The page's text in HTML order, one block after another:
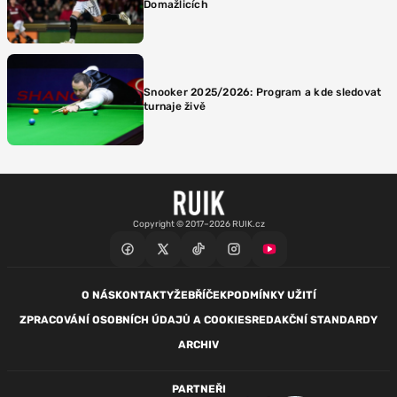
Domažlicích
Snooker 2025/2026: Program a kde sledovat
turnaje živě
Copyright © 2017–2026 RUIK.cz
O NÁSKONTAKTYŽEBŘÍČEKPODMÍNKY UŽITÍ
ZPRACOVÁNÍ OSOBNÍCH ÚDAJŮ A COOKIESREDAKČNÍ STANDARDY
ARCHIV
PARTNEŘI